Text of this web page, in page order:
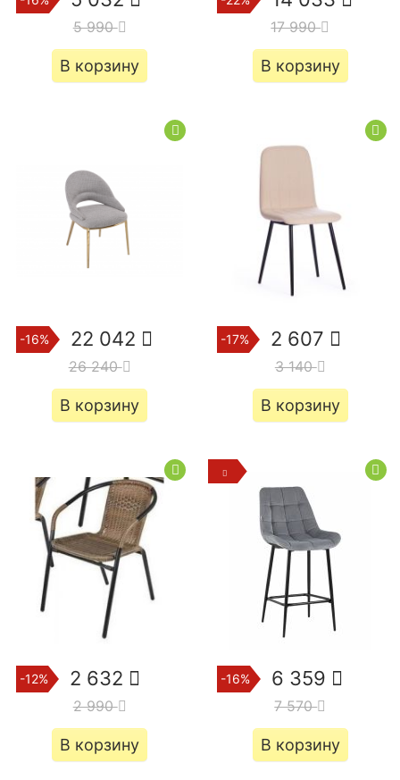
5 990
В корзину
17 990
В корзину
-16% 22 042
26 240
В корзину
-17% 2 607
3 140
В корзину
-12% 2 632
2 990
В корзину
-16% 6 359
7 570
В корзину